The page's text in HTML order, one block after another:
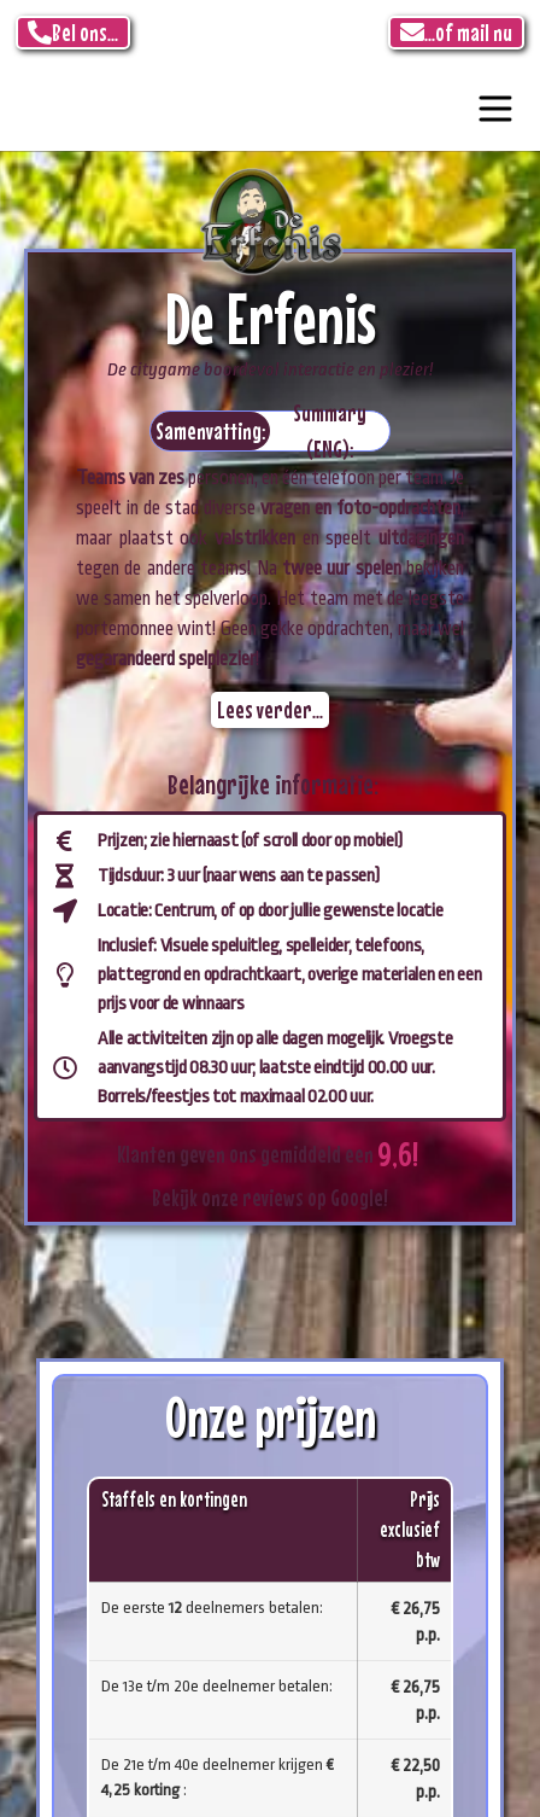
Bel ons... ...of mail nu
De Erfenis
De citygame boordevol interactie en plezier!
Samenvatting:
Summary
(ENG):
Teams van zespersonen, en één telefoon per team. Je
speelt in de stad diversevragen en foto-opdrachten,
maar plaatst ook valstrikken en speeltuitdagingen
tegen de andere teams! Na twee uur spelenbekijken
we samen het spelverloop. Het team met de leegste
portemonnee wint! Geen gekke opdrachten, maar wel
gegarandeerd spelplezier!
Lees verder...
Belangrijke informatie:
Prijzen; zie hiernaast (of scroll door op mobiel)
Tijdsduur: 3 uur (naar wens aan te passen)
Locatie: Centrum, of op door jullie gewenste locatie
Inclusief: Visuele speluitleg, spelleider, telefoons,
plattegrond en opdrachtkaart, overige materialen en een
prijs voor de winnaars
Alle activiteiten zijn op alle dagen mogelijk. Vroegste
aanvangstijd 08.30 uur; laatste eindtijd 00.00 uur.
Borrels/feestjes tot maximaal 02.00 uur.
Klantengeven ons gemiddeldeen9,6!
Bekijk onze reviews op Google!
Onze prijzen
Staffels en kortingen
Prijs
exclusief
btw
De eerste12deelnemers betalen:
€ 26,75
p.p.
De 13e t/m 20e deelnemer betalen:
€ 26,75
p.p.
De 21e t/m 40e deelnemer krijgen€
4,25 korting :
€ 22,50
p.p.